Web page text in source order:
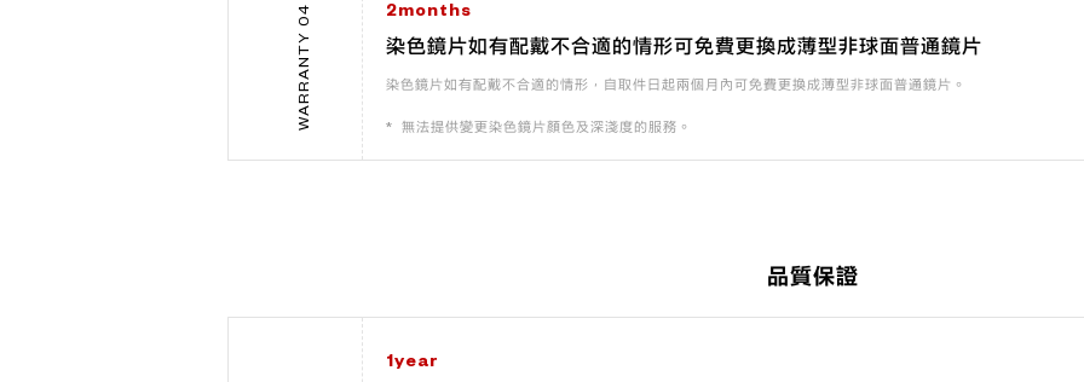
WARRANTY 04 2months
染色鏡片如有配戴不合適的情形可免費更換成薄型非球面普通鏡片
染色鏡片如有配戴不合適的情形，自取件日起兩個月內可免費更換成薄型非球面普通鏡片。
無法提供變更染色鏡片顏色及深淺度的服務。
品質保證
1year